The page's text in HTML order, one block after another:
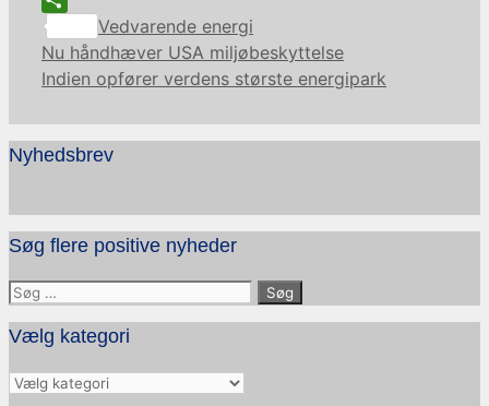
Share
Kategorier
Vedvarende energi
Nu håndhæver USA miljøbeskyttelse
Indien opfører verdens største energipark
Nyhedsbrev
Søg flere positive nyheder
Søg
efter:
Vælg kategori
Vælg